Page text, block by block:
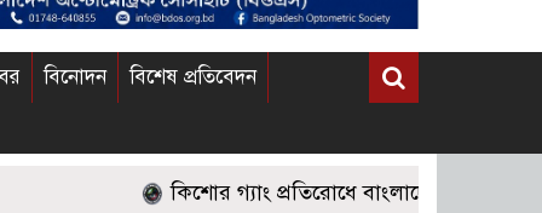
বিনোদন
বিশেষ প্রতিবেদন
কিশোর গ্যাং প্রতিরোধে বাংলাদেশের জনগণের